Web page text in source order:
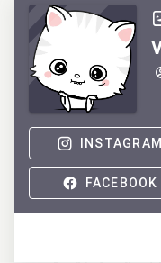
INSTAGRAM
FACEBOOK